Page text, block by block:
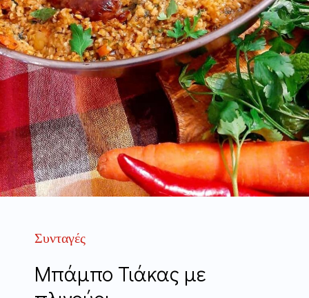
Συνταγές
Μπάμπο Τιάκας με